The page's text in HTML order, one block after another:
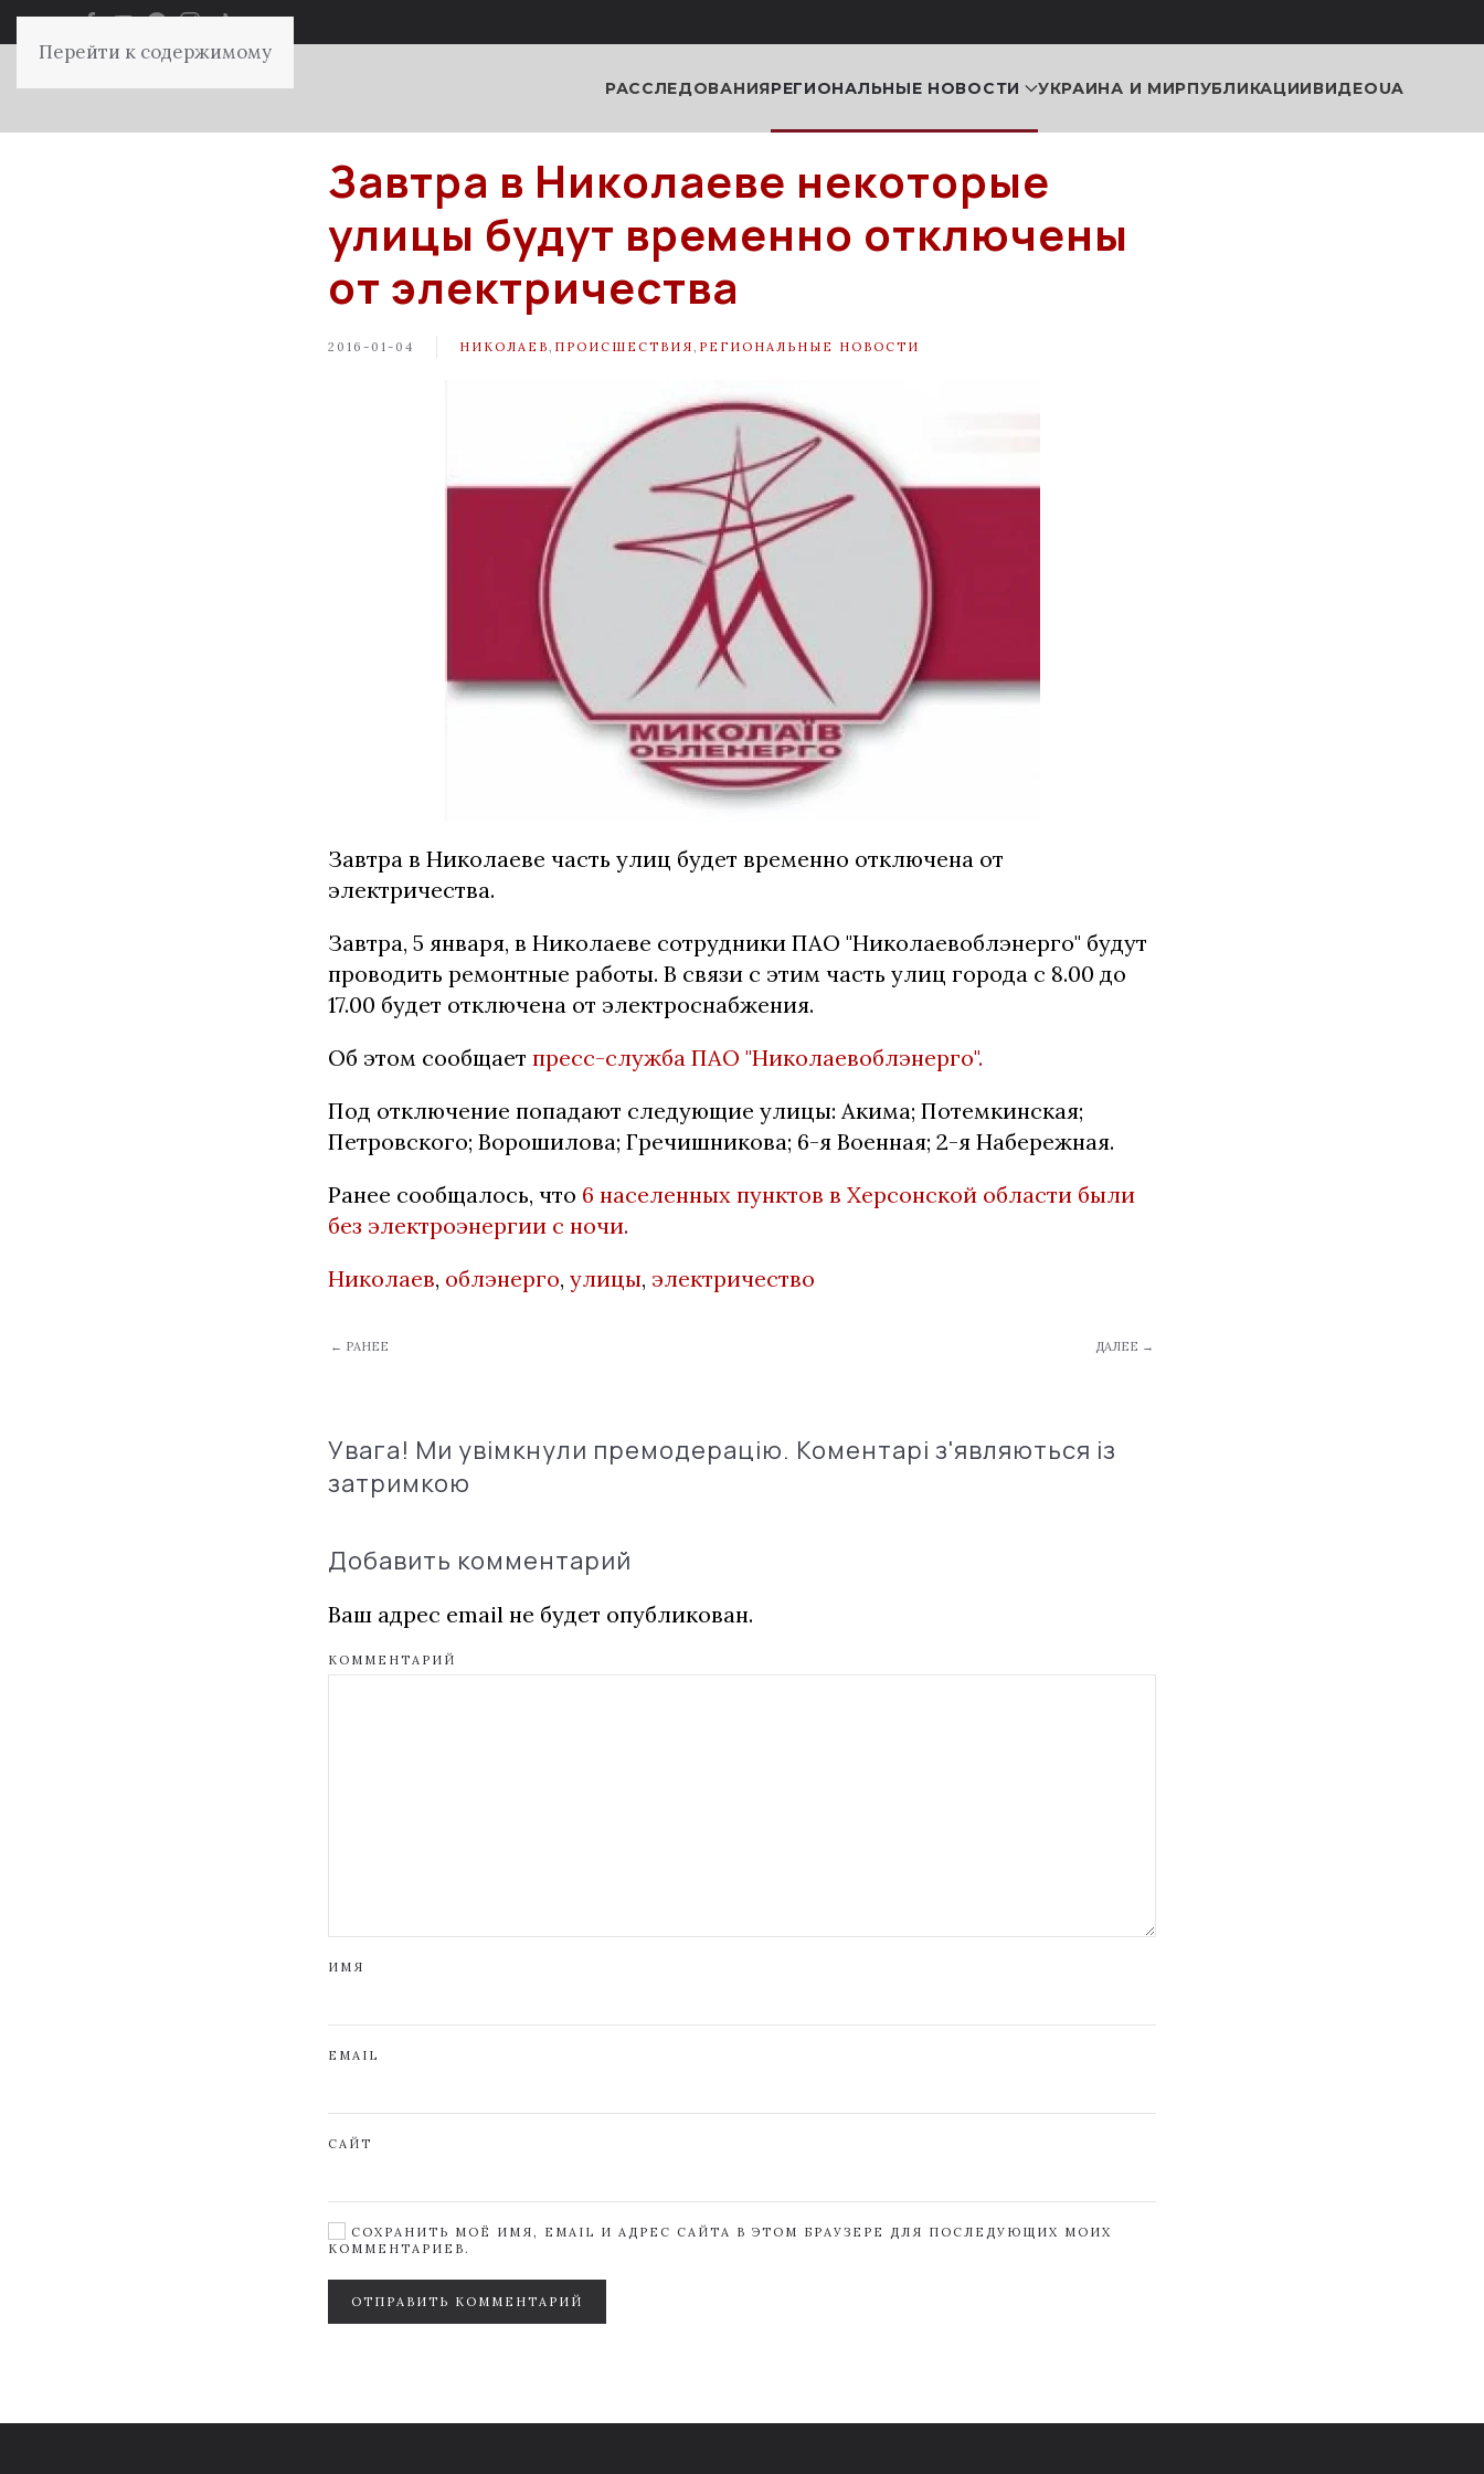
Перейти к содержимому
РАССЛЕДОВАНИЯРЕГИОНАЛЬНЫЕ НОВОСТИ УКРАИНА И МИРПУБЛИКАЦИИВИДЕОUA
Завтра в Николаеве некоторые
улицы будут временно отключены
от электричества
2016-01-04 НИКОЛАЕВ ПРОИСШЕСТВИЯ РЕГИОНАЛЬНЫЕ НОВОСТИ
Завтра в Николаеве часть улиц будет временно отключена от
электричества.
Завтра, 5 января, в Николаеве сотрудники ПАО "Николаевоблэнерго" будут
проводить ремонтные работы. В связи с этим часть улиц города с 8.00 до
17.00 будет отключена от электроснабжения.
Об этом сообщает пресс-служба ПАО "Николаевоблэнерго".
Под отключение попадают следующие улицы: Акима; Потемкинская;
Петровского; Ворошилова; Гречишникова; 6-я Военная; 2-я Набережная.
Ранее сообщалось, что 6 населенных пунктов в Херсонской области были
без электроэнергии с ночи.
Николаев, облэнерго, улицы, электричество
← РАНЕЕ ДАЛЕЕ →
Увага! Ми увімкнули премодерацію. Коментарі з'являються із
затримкою
Добавить комментарий
Ваш адрес email не будет опубликован.
КОММЕНТАРИЙ
ИМЯ
EMAIL
САЙТ
СОХРАНИТЬ МОЁ ИМЯ, EMAIL И АДРЕС САЙТА В ЭТОМ БРАУЗЕРЕ ДЛЯ ПОСЛЕДУЮЩИХ МОИХ
КОММЕНТАРИЕВ.
ОТПРАВИТЬ КОММЕНТАРИЙ